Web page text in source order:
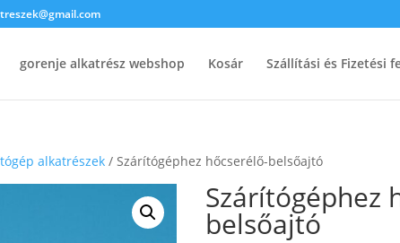
gorenje alkatrész webshop Kosár Szállítási és Fizetési
alkatrészek / Szárítógéphez hőcserélő-belsőajtó
Szárítógéphez
belsőajtó